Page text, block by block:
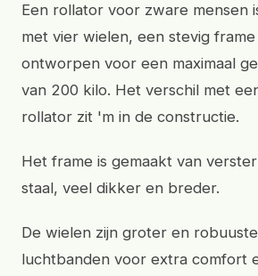
Een rollator voor zware mensen
met vier wielen, een stevig
ontworpen voor een maximaal
van 200 kilo. Het verschil met
rollator zit 'm in de constructie.
Het frame is gemaakt van
staal, veel dikker en breder.
De wielen zijn groter en
luchtbanden voor extra comfort